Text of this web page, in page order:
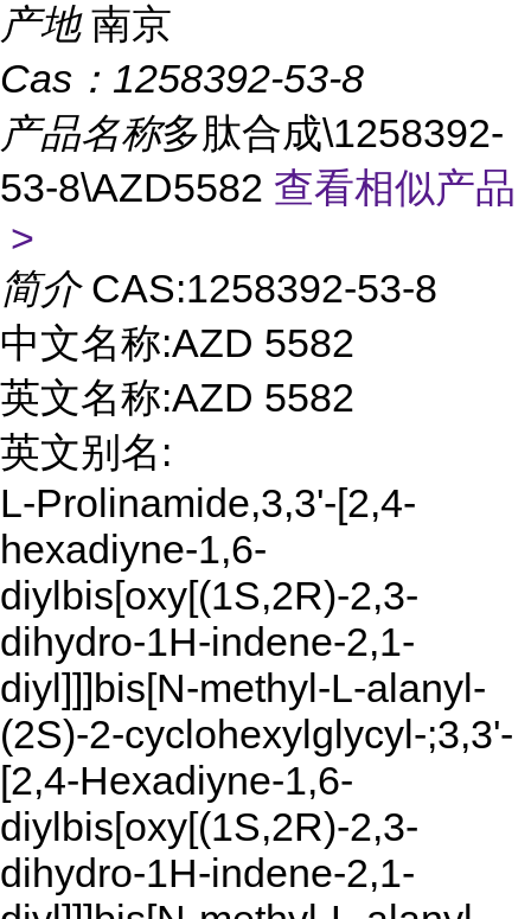
产地 南京
Cas： 1258392-53-8
产品名称多肽合成\1258392-
53-8\AZD5582 查看相似产品
>
简介 CAS:1258392-53-8
中文名称:AZD 5582
英文名称:AZD 5582
英文别名:
L-Prolinamide,3,3'-[2,4-
hexadiyne-1,6-
diylbis[oxy[(1S,2R)-2,3-
dihydro-1H-indene-2,1-
diyl]]]bis[N-methyl-L-alanyl-
(2S)-2-cyclohexylglycyl-;3,3'-
[2,4-Hexadiyne-1,6-
diylbis[oxy[(1S,2R)-2,3-
dihydro-1H-indene-2,1-